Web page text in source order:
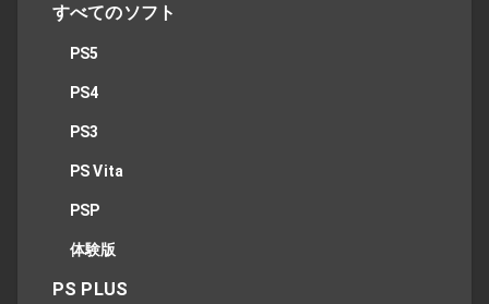
すべてのソフト
PS5
PS4
PS3
PS Vita
PSP
体験版
PS PLUS